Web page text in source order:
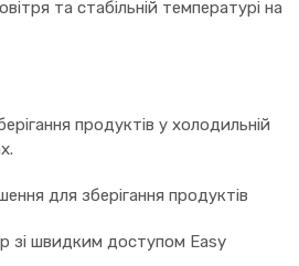
та стабільній температурі на
продуктів у холодильній
для зберігання продуктів
зі швидким доступом Easy